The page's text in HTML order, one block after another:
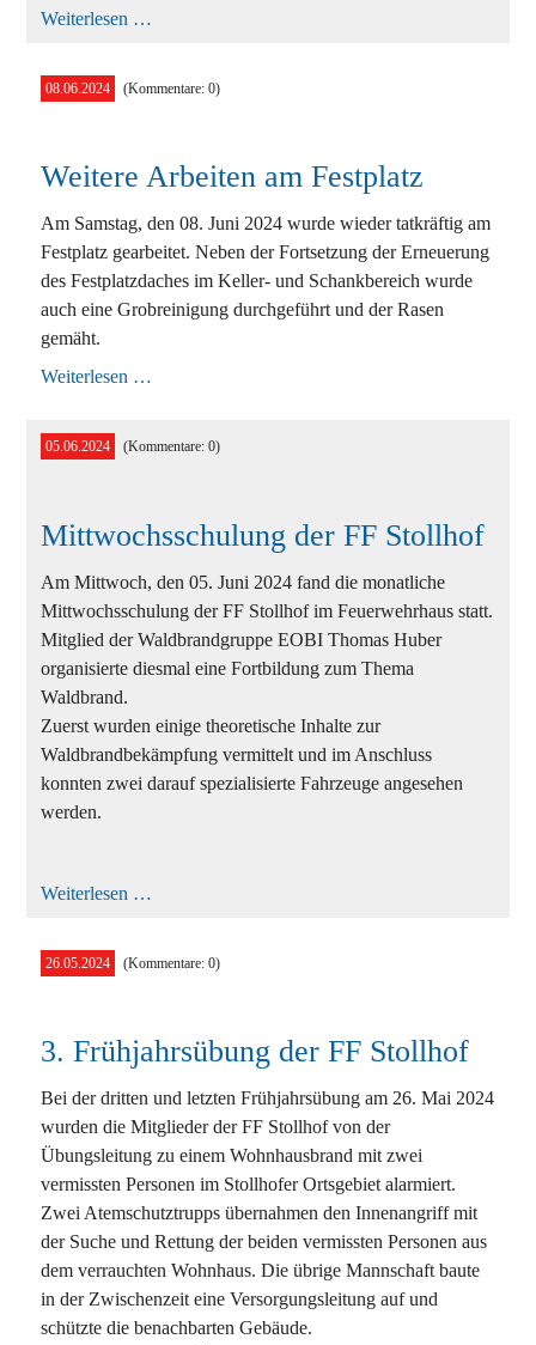
Weiterlesen …
08.06.2024 (Kommentare: 0)
Weitere Arbeiten am Festplatz
Am Samstag, den 08. Juni 2024 wurde wieder tatkräftig am
Festplatz gearbeitet. Neben der Fortsetzung der Erneuerung
des Festplatzdaches im Keller- und Schankbereich wurde
auch eine Grobreinigung durchgeführt und der Rasen
gemäht.
Weiterlesen …
05.06.2024 (Kommentare: 0)
Mittwochsschulung der FF Stollhof
Am Mittwoch, den 05. Juni 2024 fand die monatliche
Mittwochsschulung der FF Stollhof im Feuerwehrhaus statt.
Mitglied der Waldbrandgruppe EOBI Thomas Huber
organisierte diesmal eine Fortbildung zum Thema
Waldbrand.
Zuerst wurden einige theoretische Inhalte zur
Waldbrandbekämpfung vermittelt und im Anschluss
konnten zwei darauf spezialisierte Fahrzeuge angesehen
werden.
Weiterlesen …
26.05.2024 (Kommentare: 0)
3. Frühjahrsübung der FF Stollhof
Bei der dritten und letzten Frühjahrsübung am 26. Mai 2024
wurden die Mitglieder der FF Stollhof von der
Übungsleitung zu einem Wohnhausbrand mit zwei
vermissten Personen im Stollhofer Ortsgebiet alarmiert.
Zwei Atemschutztrupps übernahmen den Innenangriff mit
der Suche und Rettung der beiden vermissten Personen aus
dem verrauchten Wohnhaus. Die übrige Mannschaft baute
in der Zwischenzeit eine Versorgungsleitung auf und
schützte die benachbarten Gebäude.